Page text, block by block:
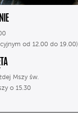
od 12.00 do 19.00)
Mszy św.
o 15.30